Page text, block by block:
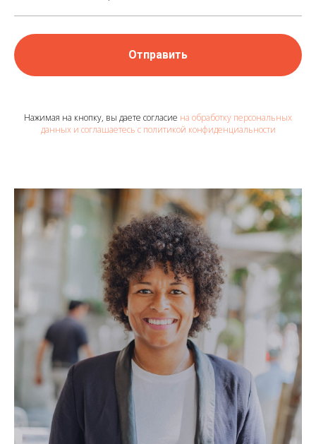
Отправить
Нажимая на кнопку, вы даете согласие на обработку персональных
данных и соглашаетесь c политикой конфиденциальности